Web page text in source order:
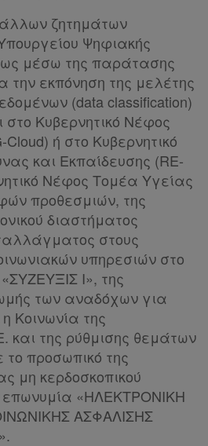
ζητημάτων
Ψηφιακής
μέσω της παράτασης
την εκπόνηση της μελέτης
(data classification)
Κυβερνητικό Νέφος
ή στο Κυβερνητικό
και Εκπαίδευσης (RE-
Νέφος Τομέα Υγείας
προθεσμιών, της
διαστήματος
στους
υπηρεσιών στο
Ι», της
των αναδόχων για
Κοινωνία της
και της ρύθμισης θεμάτων
το προσωπικό της
μη κερδοσκοπικού
«ΗΛΕΚΤΡΟΝΙΚΗ
ΑΣΦΑΛΙΣΗΣ